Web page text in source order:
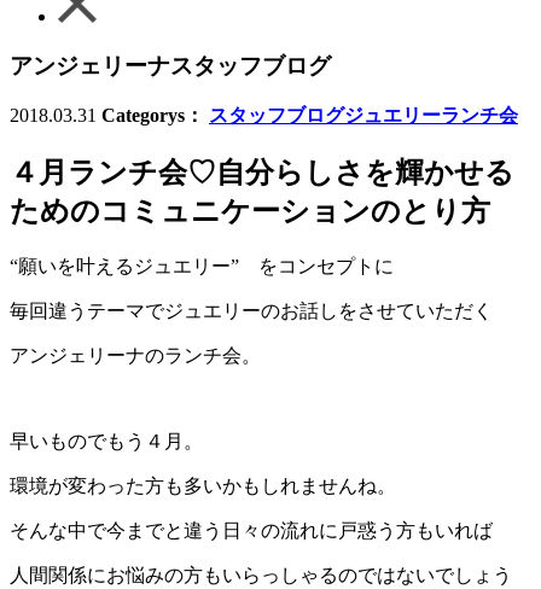
アンジェリーナスタッフブログ
2018.03.31 Categorys： スタッフブログジュエリーランチ会
４月ランチ会♡自分らしさを輝かせる
ためのコミュニケーションのとり方
“願いを叶えるジュエリー” をコンセプトに
毎回違うテーマでジュエリーのお話しをさせていただく
アンジェリーナのランチ会。
早いものでもう４月。
環境が変わった方も多いかもしれませんね。
そんな中で今までと違う日々の流れに戸惑う方もいれば
人間関係にお悩みの方もいらっしゃるのではないでしょう